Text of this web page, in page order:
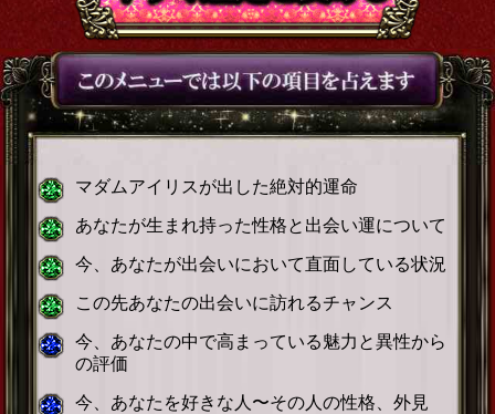
マダムアイリスが出した絶対的運命
あなたが生まれ持った性格と出会い運について
今、あなたが出会いにおいて直面している状況
この先あなたの出会いに訪れるチャンス
今、あなたの中で高まっている魅力と異性から
の評価
今、あなたを好きな人〜その人の性格、外見